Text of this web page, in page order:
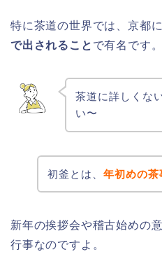
特に茶道の世界では、京都
で出されること で有名です。
茶道に詳しくな
い〜
初釜とは、年初めの茶
新年の挨拶会や稽古始めの
行事なのですよ。